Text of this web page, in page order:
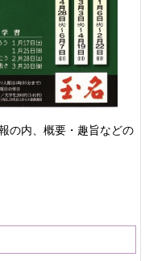
の内、概要・趣旨などの